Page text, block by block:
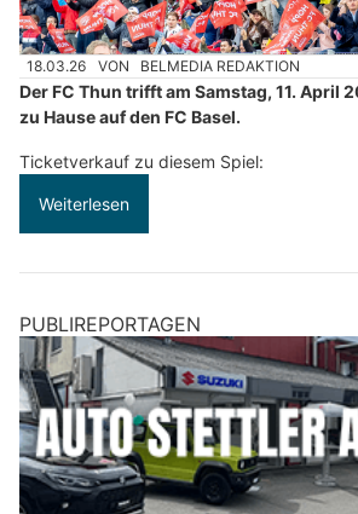
18.03.26 VON BELMEDIA REDAKTION
Der FC Thun trifft am Samstag, 11. April
zu Hause auf den FC Basel.
Ticketverkauf zu diesem Spiel:
Weiterlesen
PUBLIREPORTAGEN